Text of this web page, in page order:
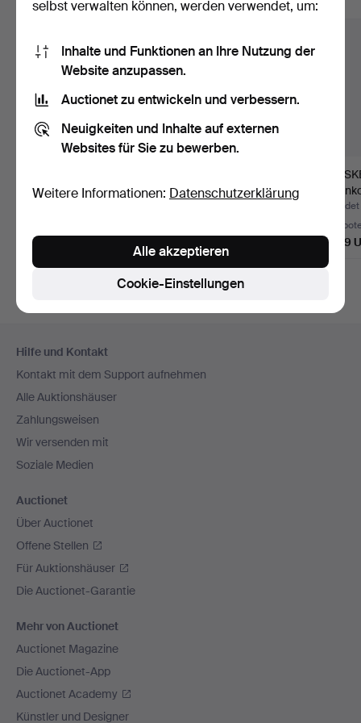
MIT KETTE, 18K
1.184 USD
KETTE, 14K/18K Gold,
Gold,
6
2.479
Navigation
Hilfe und Kontakt
Kontakt mit dem Support aufnehmen
Alle Auktionshäuser
Zahlungsweisen
Wir versenden mit
Soziale Medien
Auctionet
Über Auctionet
Offene Stellen
Für Auktionshäuser
Die Auctionet-Garantie
Mehr von Auctionet
Auctionet Magazine
Die Auctionet-App
Auctionet Academy
Künstler und Designer
selbst verwalten können, werden verwendet, um:
Inhalte und Funktionen an Ihre Nutzung der
Website anzupassen.
Auctionet zu entwickeln und verbessern.
Neuigkeiten und Inhalte auf externen
Websites für Sie zu bewerben.
Weitere Informationen: Datenschutzerklärung
Cookie-Einstellungen
Alle akzeptieren